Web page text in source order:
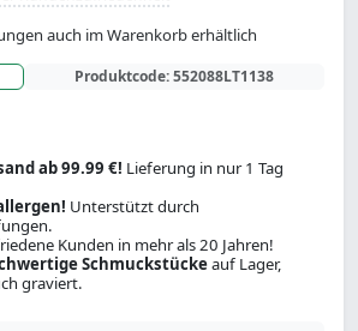
auch im Warenkorb erhältlich
Produktcode:552088LT1138
ab 99.99 €! Lieferung in nur 1 Tag
Unterstützt durch
Kunden in mehr als 20 Jahren!
Schmuckstückeauf Lager,
graviert.